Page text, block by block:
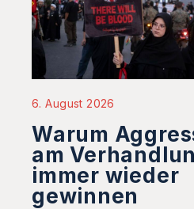
6. August 2026
Warum
am
immer wieder
gewinnen